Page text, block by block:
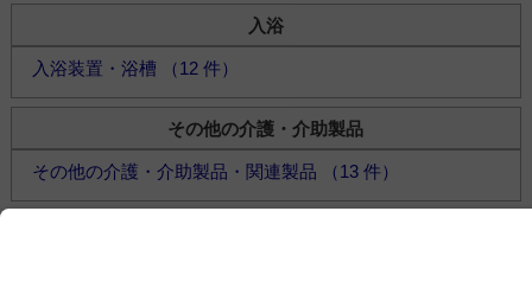
入浴
入浴装置・浴槽 （12 件）
その他の介護・介助製品
その他の介護・介助製品・関連製品 （13 件）